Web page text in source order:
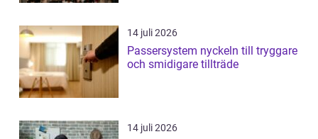
14 juli 2026
Passersystem nyckeln till tryggare
och smidigare tillträde
14 juli 2026